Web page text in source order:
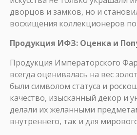
дворцов и замков, но и
восхищения коллекционеров
Продукция ИФЗ: Оценка и
Продукция Императорского
всегда оценивалась на вес
были символом статуса и
качество, изысканный декор и
делали их желанными
внутреннего, так и для